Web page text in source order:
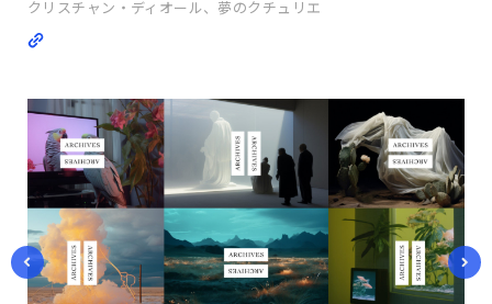
クリスチャン・ディオール、夢のクチュリエ